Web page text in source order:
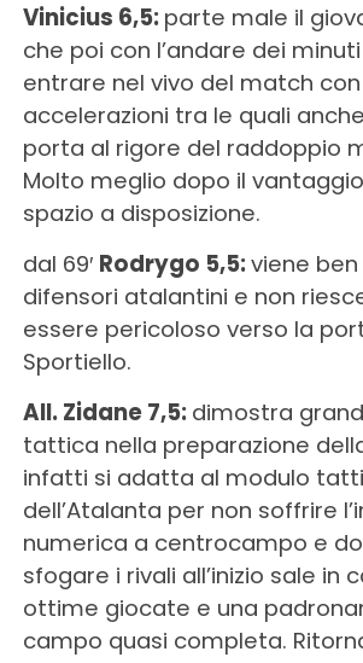
Vinicius 6,5: parte male il
che poi con l’andare dei
entrare nel vivo del match
accelerazioni tra le quali
porta al rigore del raddoppio
Molto meglio dopo il
spazio a disposizione.
dal 69′ Rodrygo 5,5:viene
difensori atalantini e non
essere pericoloso verso la
Sportiello.
All. Zidane 7,5: dimostra
tattica nella preparazione
infatti si adatta al modulo
dell’Atalanta per non soffrire
numerica a centrocampo e
sfogare i rivali all’inizio sale in
ottime giocate e una
campo quasi completa.